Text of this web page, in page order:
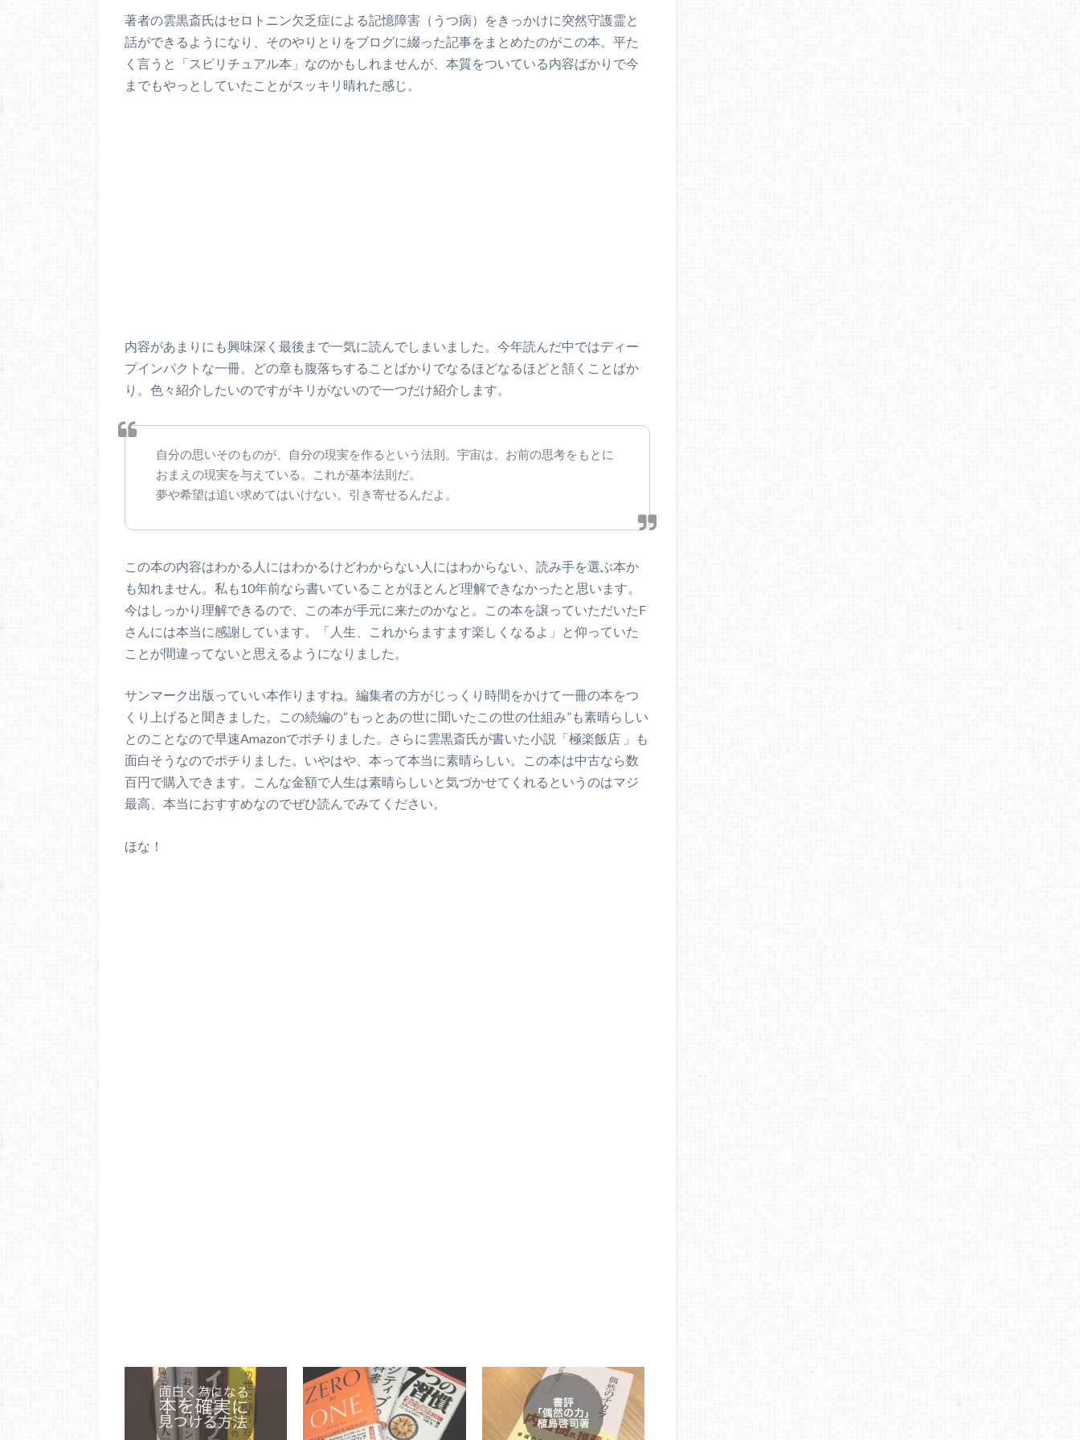
著者の雲黒斎氏はセロトニン欠乏症による記憶障害（うつ病）をきっかけに突然守護霊と
話ができるようになり、そのやりとりをブログに綴った記事をまとめたのがこの本。平た
く言うと「スピリチュアル本」なのかもしれませんが、本質をついている内容ばかりで今
までもやっとしていたことがスッキリ晴れた感じ。
内容があまりにも興味深く最後まで一気に読んでしまいました。今年読んだ中ではディー
プインパクトな一冊。どの章も腹落ちすることばかりでなるほどなるほどと頷くことばか
り。色々紹介したいのですがキリがないので一つだけ紹介します。
自分の思いそのものが、自分の現実を作るという法則。宇宙は、お前の思考をもとに
おまえの現実を与えている。これが基本法則だ。
夢や希望は追い求めてはいけない。引き寄せるんだよ。
この本の内容はわかる人にはわかるけどわからない人にはわからない、読み手を選ぶ本か
も知れません。私も10年前なら書いていることがほとんど理解できなかったと思います。
今はしっかり理解できるので、この本が手元に来たのかなと。この本を譲っていただいたF
さんには本当に感謝しています。「人生、これからますます楽しくなるよ」と仰っていた
ことが間違ってないと思えるようになりました。
サンマーク出版っていい本作りますね。編集者の方がじっくり時間をかけて一冊の本をつ
くり上げると聞きました。この続編の“もっとあの世に聞いたこの世の仕組み”も素晴らしい
とのことなので早速Amazonでポチりました。さらに雲黒斎氏が書いた小説「極楽飯店 」も
面白そうなのでポチりました。いやはや、本って本当に素晴らしい。この本は中古なら数
百円で購入できます。こんな金額で人生は素晴らしいと気づかせてくれるというのはマジ
最高、本当におすすめなのでぜひ読んでみてください。
ほな！